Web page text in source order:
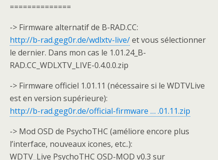
==============
-> Firmware alternatif de B-RAD.CC:
http://b-rad.geg0r.de/wdlxtv-live/et vous sélectionner
le dernier. Dans mon cas le 1.01.24_B-
RAD.CC_WDLXTV_LIVE-0.4.0.0.zip
-> Firmware officiel 1.01.11 (nécessaire si le WDTVLive
est en version supérieure):
http://b-rad.geg0r.de/official-firmware … .01.11.zip
-> Mod OSD de PsychoTHC (améliore encore plus
l’interface, nouveaux icones, etc..):
WDTV_Live PsychoTHC OSD-MOD v0.3 sur